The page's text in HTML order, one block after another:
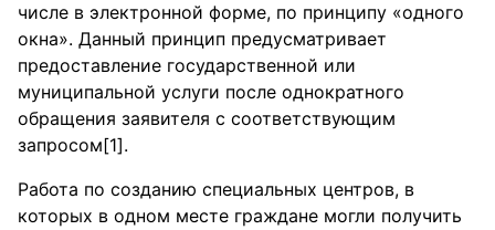
числе в электронной форме, по принципу «одного
окна». Данный принцип предусматривает
предоставление государственной или
муниципальной услуги после однократного
обращения заявителя с соответствующим
запросом[1].
Работа по созданию специальных центров, в
которых в одном месте граждане могли получить